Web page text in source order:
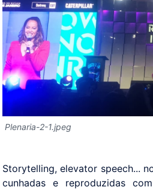
Plenaria-2-1.jpeg
Storytelling, elevator speech...
cunhadas e reproduzidas